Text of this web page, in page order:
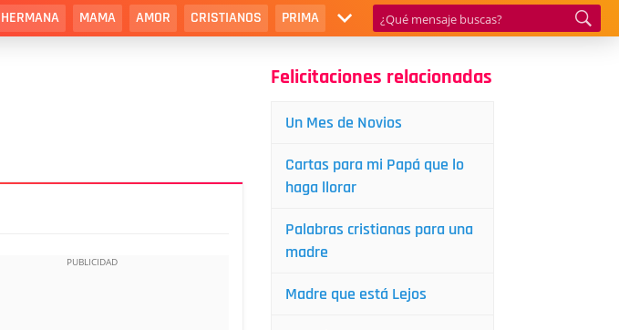
HERMANA MAMA AMOR CRISTIANOS PRIMA
Felicitaciones relacionadas
Un Mes de Novios
Cartas para mi Papá que lo
haga llorar
Palabras cristianas para una
madre
Madre que está Lejos